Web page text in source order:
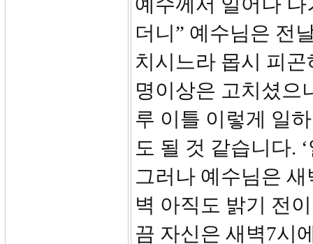
더니” 예수님은 전
치시느라 몹시 피
명이상은 고치셨으
루 이틀 이렇게 일
도 될 것 같습니다.
그러나 예수님은
벽 아직도 밝기 전
끔 자신은 새벽7시